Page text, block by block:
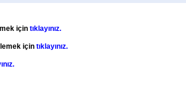
için tıklayınız.
için tıklayınız.